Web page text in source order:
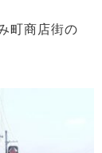
町商店街の